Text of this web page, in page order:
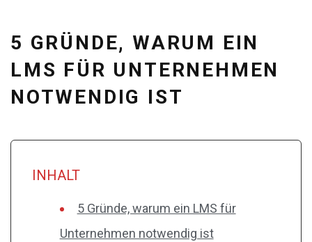
5 GRÜNDE, WARUM EIN
LMS FÜR UNTERNEHMEN
NOTWENDIG IST
INHALT
5 Gründe, warum ein LMS für
Unternehmen notwendig ist